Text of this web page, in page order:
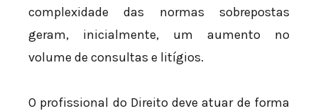
complexidade das normas sobrepostas
geram, inicialmente, um aumento no
volume de consultas e litígios.
O profissional do Direito deve atuar de forma